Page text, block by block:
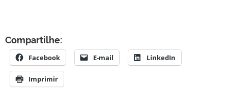
Compartilhe:
Facebook E-mail LinkedIn
Imprimir